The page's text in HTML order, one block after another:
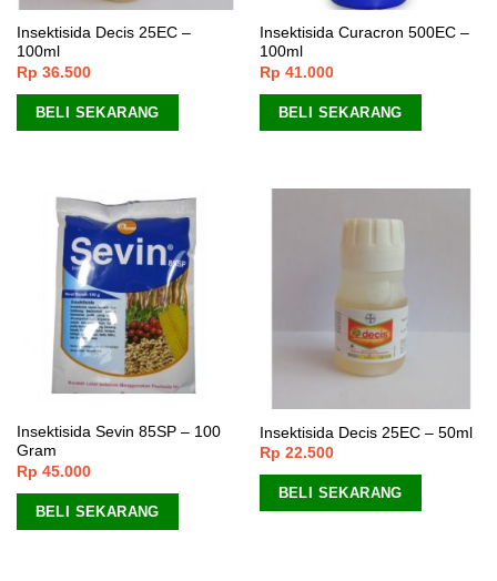
Insektisida Decis 25EC –
100ml
Rp 36.500
BELI SEKARANG
Insektisida Curacron 500EC –
100ml
Rp 41.000
BELI SEKARANG
Insektisida Sevin 85SP – 100
Gram
Rp 45.000
BELI SEKARANG
Insektisida Decis 25EC – 50ml
Rp 22.500
BELI SEKARANG